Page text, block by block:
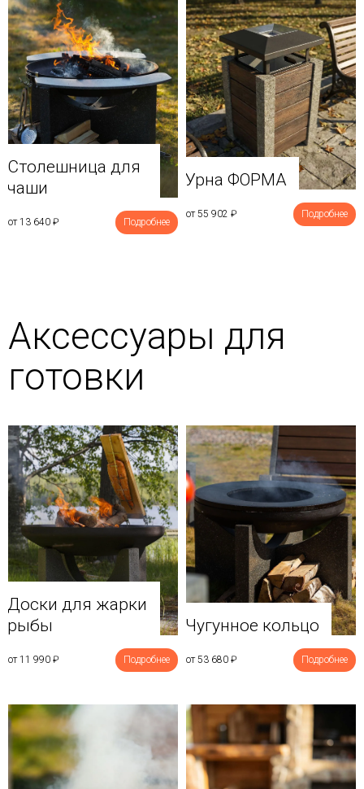
Столешница для
чаши
от 13 640 ₽ Подробнее
Урна ФОРМА
от 55 902 ₽ Подробнее
Аксессуары для
готовки
Доски для жарки
рыбы
от 11 990 ₽ Подробнее
Чугунное кольцо
от 53 680 ₽ Подробнее